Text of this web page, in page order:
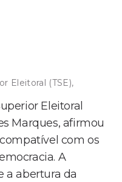
Eleitoral (TSE),
Eleitoral
Marques, afirmou
com os
A
a abertura da